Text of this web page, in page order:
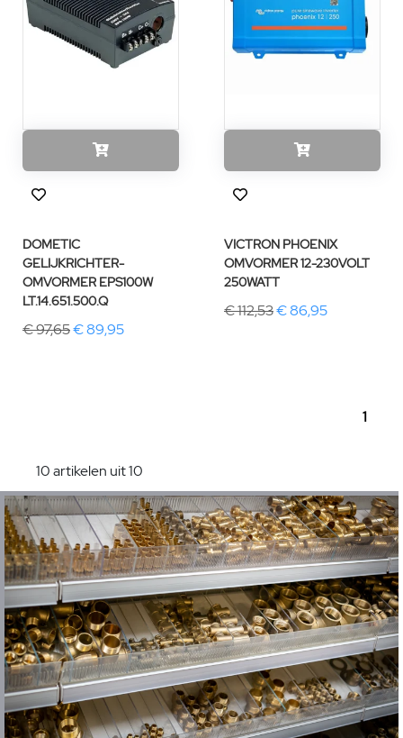
DOMETIC
GELIJKRICHTER-
OMVORMER EPS100W
LT.14.651.500.Q
€ 97,65€ 89,95
VICTRON PHOENIX
OMVORMER 12-230VOLT
250WATT
€ 112,53€ 86,95
1
10 artikelen uit 10